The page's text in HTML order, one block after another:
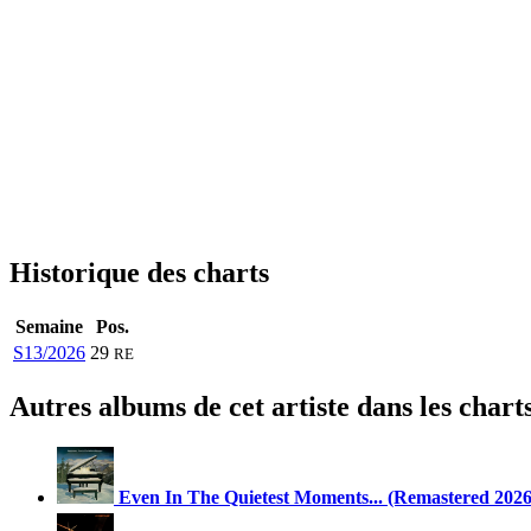
Historique des charts
Semaine
Pos.
S13/2026 29 RE
Autres albums de cet artiste dans les
Even In The Quietest Moments... (Remastered